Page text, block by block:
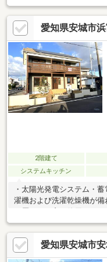
ユーティリティを2階に配
駐車4台可能(車種による
食洗機・洗濯機・衣類
室は1721サイズ▼周辺環
300m)■ ご希望の住ま
物件の詳細・ご相談はお気
愛知県安城市
2階建て
システムキッチン
・太陽光発電システム・
濯機および洗濯乾燥機が備
す・全館空調が備わって
度が保たれます・リビン
されております・玄関には
り、湿気や臭気を抑える
愛知県安城市